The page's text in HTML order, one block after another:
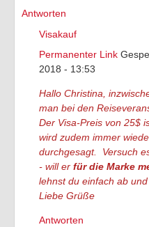
Antworten
Visakauf
Permanenter Link
2018 - 13:53
Hallo Christina,
man bei den
Der Visa-Preis von 25$
wird zudem immer
durchgesagt. Versuch
- will er für die Marke
lehnst du einfach ab
Liebe Grüße
Antworten